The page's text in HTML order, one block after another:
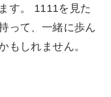
す。 1111を見た
って、一緒に歩ん
もしれません。